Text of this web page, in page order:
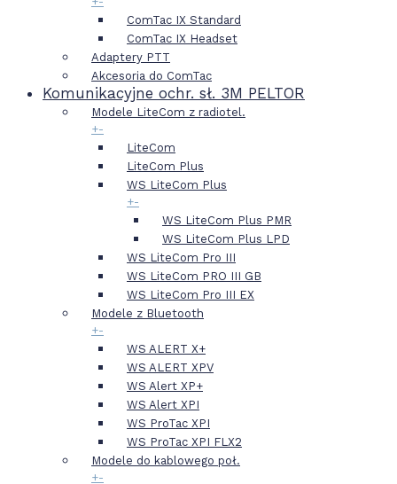
ComTac IX Standard
ComTac IX Headset
Adaptery PTT
Akcesoria do ComTac
Komunikacyjne ochr. sł. 3M PELTOR
Modele LiteCom z radiotel.
+-
LiteCom
LiteCom Plus
WS LiteCom Plus
+-
WS LiteCom Plus PMR
WS LiteCom Plus LPD
WS LiteCom Pro III
WS LiteCom PRO III GB
WS LiteCom Pro III EX
Modele z Bluetooth
+-
WS ALERT X+
WS ALERT XPV
WS Alert XP+
WS Alert XPI
WS ProTac XPI
WS ProTac XPI FLX2
Modele do kablowego poł.
+-